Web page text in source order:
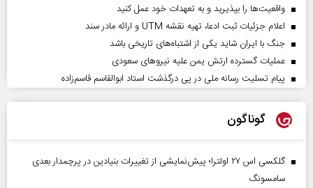
واقعیت‌ها را بپذیرید و به تعهدات خود عمل کنید
اعلام جزئیات ثبت ادعا، تهیه نقشه UTM و ارائه مادر سند
جنگ با ایران شاید یکی از اشتباه‌های تاریخی باشد
عملیات گسترده ارتش یمن علیه نیروهای سعودی
پیام تسلیت رسانه ملی در پی درگذشت استاد ابوالقاسم قاسم‌زاده
گوناگون
گلکسی اس ۲۷ اولترا؛ پیش‌نمایشی از تغییرات بنیادین در پرچمدار بعدی
سامسونگ